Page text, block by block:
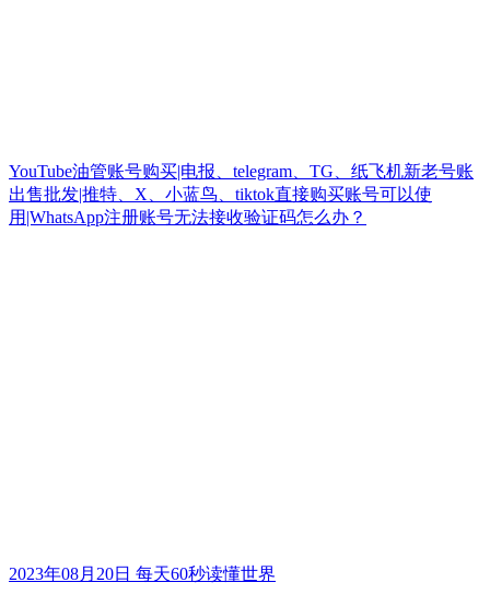
YouTube油管账号购买|电报、telegram、TG、纸飞机新老号账
出售批发|推特、X、小蓝鸟、tiktok直接购买账号可以使
用|WhatsApp注册账号无法接收验证码怎么办？
2023年08月20日 每天60秒读懂世界